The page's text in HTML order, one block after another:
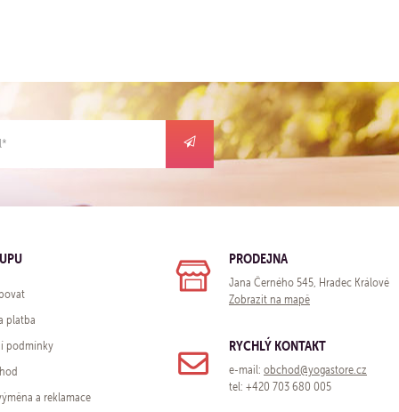
platba
podmínky
a reklamace
PRODEJNA
Jana Černého 545, Hradec Králové
Zobrazit na mapě
RYCHLÝ KONTAKT
e-mail: obchod@yogastore.cz
tel: +420 703 680 005